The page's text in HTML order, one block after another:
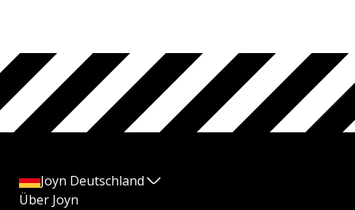
Joyn Deutschland
Über Joyn